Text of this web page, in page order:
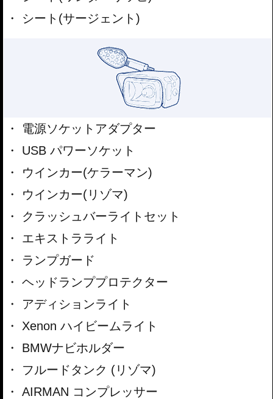
シート(サージェント)
電源ソケットアダプター
USB パワーソケット
ウインカー(ケラーマン)
ウインカー(リゾマ)
クラッシュバーライトセット
エキストラライト
ランプガード
ヘッドランププロテクター
アディションライト
Xenon ハイビームライト
BMWナビホルダー
フルードタンク (リゾマ)
AIRMAN コンプレッサー